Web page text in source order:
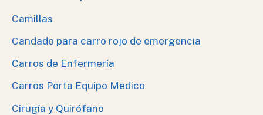
Camillas
Candado para carro rojo de emergencia
Carros de Enfermería
Carros Porta Equipo Medico
Cirugía y Quirófano